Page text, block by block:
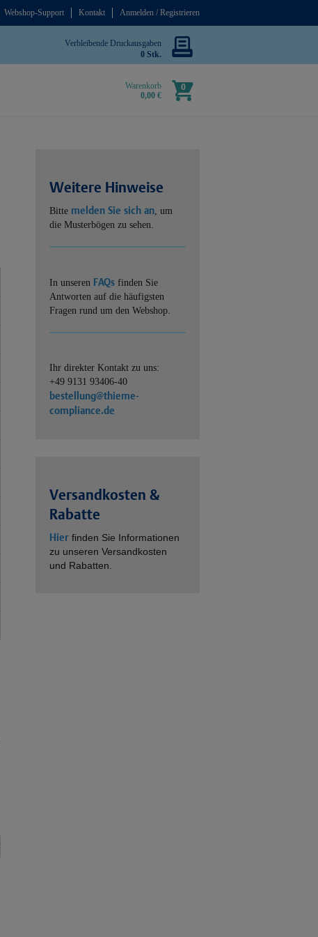
Webshop-Support Kontakt Anmelden / Registrieren
Verbleibende Druckausgaben
0 Stk.
Warenkorb
0,00 €
0
Weitere Hinweise
Bitte melden Sie sich an, um
die Musterbögen zu sehen.
In unseren FAQs finden Sie
Antworten auf die häufigsten
Fragen rund um den Webshop.
Ihr direkter Kontakt zu uns:
+49 9131 93406-40
bestellung@thieme-
compliance.de
Versandkosten &
Rabatte
Hier finden Sie Informationen
zu unseren Versandkosten
und Rabatten.